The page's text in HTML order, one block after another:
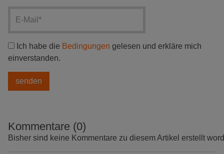
Ich habe die Bedingungen gelesen und erkläre mich
einverstanden.
Kommentare (0)
Bisher sind keine Kommentare zu diesem Artikel erstellt